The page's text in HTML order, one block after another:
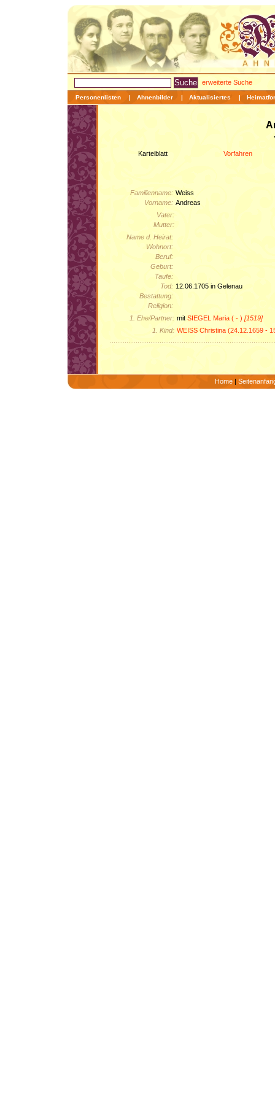
erweiterte Suche
Personenlisten | Ahnenbilder | Aktualisiertes |
Karteiblatt Vorfahren
Familienname: Weiss
Vorname: Andreas
Vater:
Mutter:
Name d. Heirat:
Wohnort:
Beruf:
Geburt:
Taufe:
Tod: 12.06.1705 in Gelenau
Bestattung:
Religion:
1. Ehe/Partner: mit SIEGEL Maria ( - ) [1519]
1. Kind: WEISS Christina (24.12.1659 -
Home|